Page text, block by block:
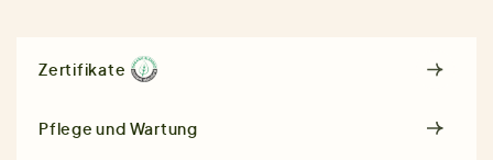
Zertifikate
Pflege und Wartung